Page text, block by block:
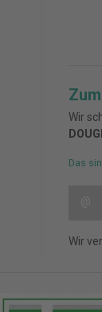
Wir
Das
Wir